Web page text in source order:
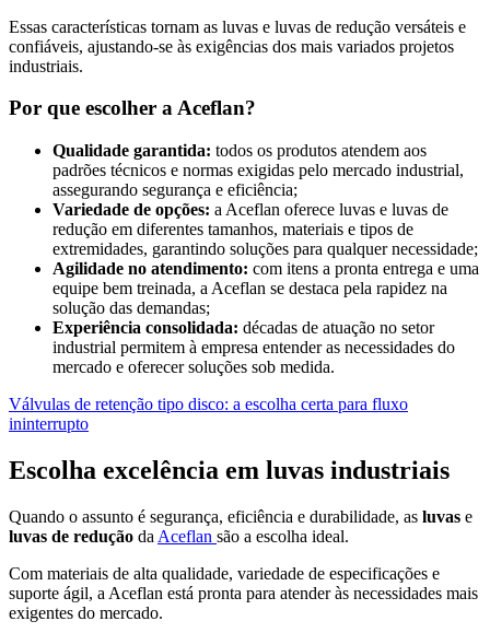
Essas características tornam as luvas e luvas de redução versáteis e
confiáveis, ajustando-se às exigências dos mais variados projetos
industriais.
Por que escolher a Aceflan?
Qualidade garantida: todos os produtos atendem aos
padrões técnicos e normas exigidas pelo mercado industrial,
assegurando segurança e eficiência;
Variedade de opções: a Aceflan oferece luvas e luvas de
redução em diferentes tamanhos, materiais e tipos de
extremidades, garantindo soluções para qualquer necessidade;
Agilidade no atendimento: com itens a pronta entrega e uma
equipe bem treinada, a Aceflan se destaca pela rapidez na
solução das demandas;
Experiência consolidada: décadas de atuação no setor
industrial permitem à empresa entender as necessidades do
mercado e oferecer soluções sob medida.
Válvulas de retenção tipo disco: a escolha certa para fluxo
ininterrupto
Escolha excelência em luvas industriais
Quando o assunto é segurança, eficiência e durabilidade, as luvas e
luvas de redução da Aceflan são a escolha ideal.
Com materiais de alta qualidade, variedade de especificações e
suporte ágil, a Aceflan está pronta para atender às necessidades mais
exigentes do mercado.